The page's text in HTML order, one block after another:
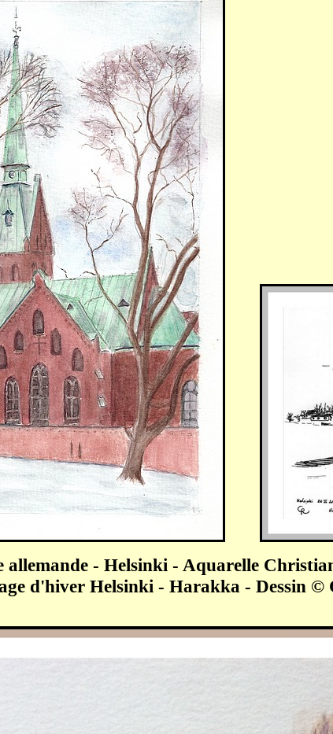
allemande - Helsinki - Aquarelle
d'hiver Helsinki - Harakka - Dessin ©